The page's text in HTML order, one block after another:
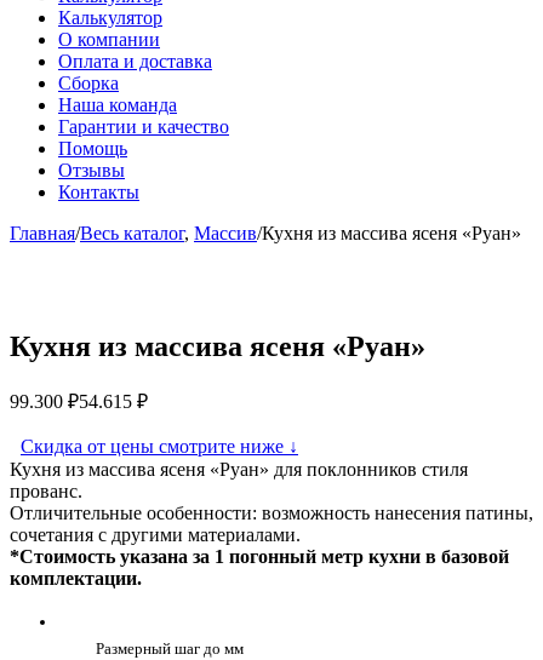
Калькулятор
О компании
Оплата и доставка
Сборка
Наша команда
Гарантии и качество
Помощь
Отзывы
Контакты
Главная/Весь каталог, Массив/Кухня из массива ясеня «Руан»
Кухня из массива ясеня «Руан»
99.300 ₽54.615 ₽
Скидка от цены смотрите ниже ↓
Кухня из массива ясеня «Руан» для поклонников стиля
прованс.
Отличительные особенности: возможность нанесения патины,
сочетания с другими материалами.
*Стоимость указана за 1 погонный метр кухни в базовой
комплектации.
Размерный шаг до мм